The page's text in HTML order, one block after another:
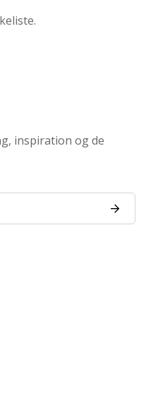
inspiration og de